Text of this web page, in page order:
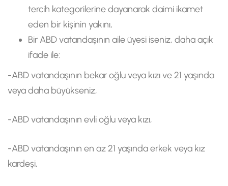
tercih kategorilerine dayanarak daimi ikamet
eden bir kişinin yakını,
Bir ABD vatandaşının aile üyesi iseniz, daha açık
ifade ile:
-ABD vatandaşının bekar oğlu veya kızı ve 21 yaşında
veya daha büyükseniz,
-ABD vatandaşının evli oğlu veya kızı,
-ABD vatandaşının en az 21 yaşında erkek veya kız
kardeşi,